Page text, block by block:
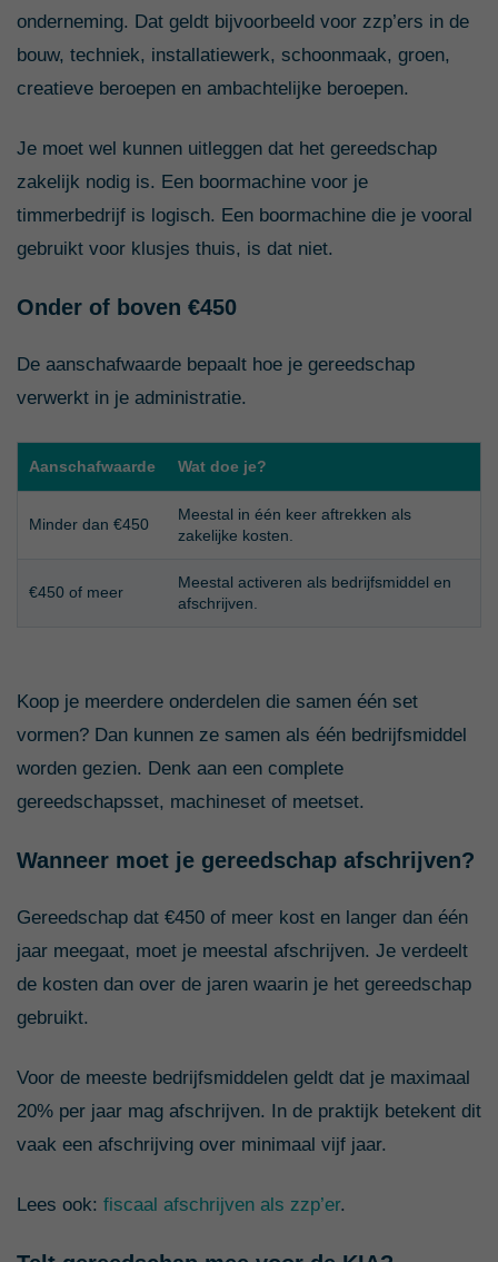
onderneming. Dat geldt bijvoorbeeld voor zzp’ers in de
bouw, techniek, installatiewerk, schoonmaak, groen,
creatieve beroepen en ambachtelijke beroepen.
Je moet wel kunnen uitleggen dat het gereedschap
zakelijk nodig is. Een boormachine voor je
timmerbedrijf is logisch. Een boormachine die je vooral
gebruikt voor klusjes thuis, is dat niet.
Onder of boven €450
De aanschafwaarde bepaalt hoe je gereedschap
verwerkt in je administratie.
Aanschafwaarde Wat doe je?
Minder dan €450
Meestal in één keer aftrekken als
zakelijke kosten.
€450 of meer
Meestal activeren als bedrijfsmiddel en
afschrijven.
Koop je meerdere onderdelen die samen één set
vormen? Dan kunnen ze samen als één bedrijfsmiddel
worden gezien. Denk aan een complete
gereedschapsset, machineset of meetset.
Wanneer moet je gereedschap afschrijven?
Gereedschap dat €450 of meer kost en langer dan één
jaar meegaat, moet je meestal afschrijven. Je verdeelt
de kosten dan over de jaren waarin je het gereedschap
gebruikt.
Voor de meeste bedrijfsmiddelen geldt dat je maximaal
20% per jaar mag afschrijven. In de praktijk betekent dit
vaak een afschrijving over minimaal vijf jaar.
Lees ook: fiscaal afschrijven als zzp’er.